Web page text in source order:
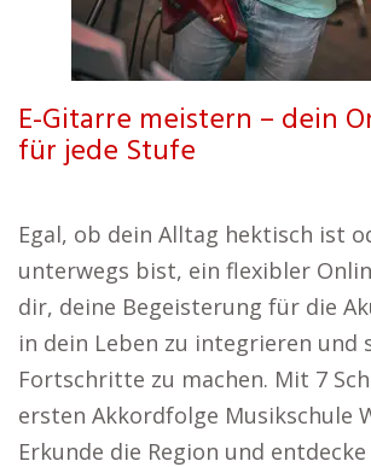
E-Gitarre meistern – dein
für jede Stufe
Egal, ob dein Alltag hektisch ist
unterwegs bist, ein flexibler
dir, deine Begeisterung für die
in dein Leben zu integrieren und
Fortschritte zu machen. Mit 7
ersten Akkordfolge Musikschule
Erkunde die Region und